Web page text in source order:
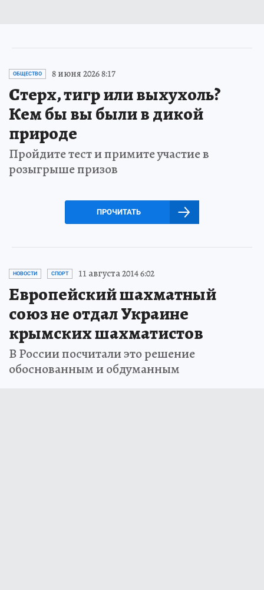
ОБЩЕСТВО 8 июня 2026 8:17
Стерх, тигр или выхухоль?
Кем бы вы были в дикой
природе
Пройдите тест и примите участие в
розыгрыше призов
ПРОЧИТАТЬ
НОВОСТИ СПОРТ 11 августа 2014 6:02
Европейский шахматный
союз не отдал Украине
крымских шахматистов
В России посчитали это решение
обоснованным и обдуманным